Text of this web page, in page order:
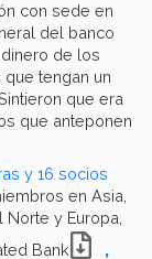
con sede en
del banco
dinero de los
tengan un
que era
que anteponen
y 16 socios
en Asia,
y Europa,
Bank
,